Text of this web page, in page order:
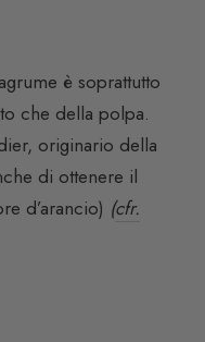
è soprattutto
che della polpa.
originario della
di ottenere il
d’arancio) (cfr.